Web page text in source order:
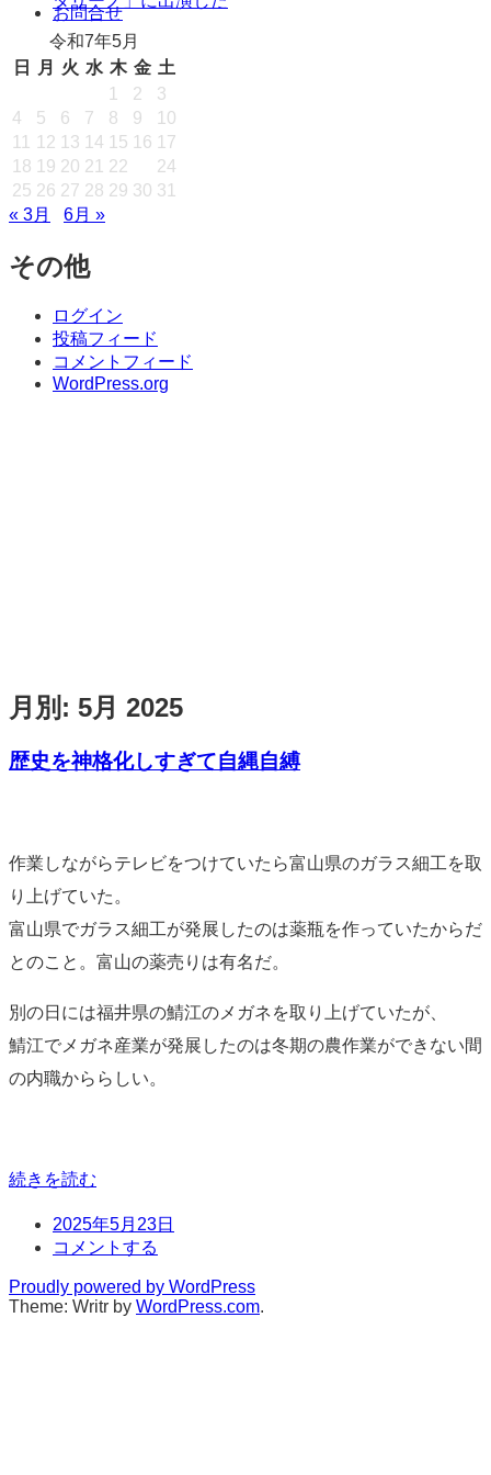
プ
お問合せ
令和7年5月
日
月 火 水 木 金 土
1
2
3
4
5 6 7 8 9
10
11
12 13 14 15 16 17
18 19 20 21 22
24
25 26 27 28 29 30 31
« 3月
6月 »
その他
ログイン
投稿フィード
コメントフィード
WordPress.org
月別: 5月 2025
歴史を神格化しすぎて自縄自縛
作業しながらテレビをつけていたら富山県のガラス細工を取
り上げていた。
富山県でガラス細工が発展したのは薬瓶を作っていたからだ
とのこと。富山の薬売りは有名だ。
別の日には福井県の鯖江のメガネを取り上げていたが、
鯖江でメガネ産業が発展したのは冬期の農作業ができない間
の内職かららしい。
続きを読む
日
時
2025年5月23日
コ
ン
ト
コメントする
Proudly powered by WordPress
Theme: Writr by WordPress.com.